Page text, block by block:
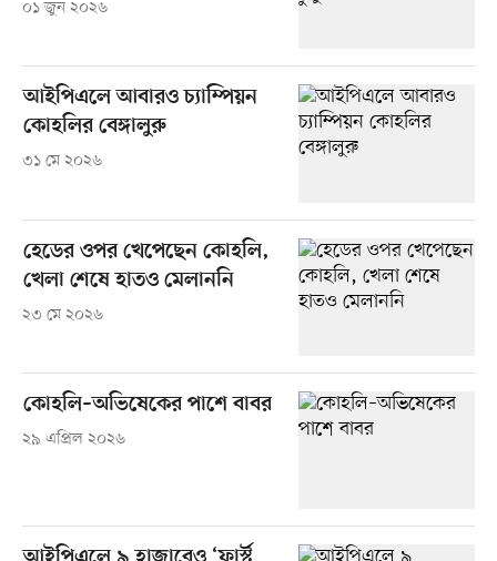
০১ জুন ২০২৬
আইপিএলে আবারও চ্যাম্পিয়ন
কোহলির বেঙ্গালুরু
৩১ মে ২০২৬
হেডের ওপর খেপেছেন কোহলি,
খেলা শেষে হাতও মেলাননি
২৩ মে ২০২৬
কোহলি–অভিষেকের পাশে বাবর
২৯ এপ্রিল ২০২৬